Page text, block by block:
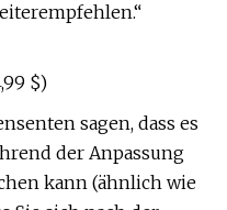
$)
sagen, dass es
der Anpassung
kann (ähnlich wie